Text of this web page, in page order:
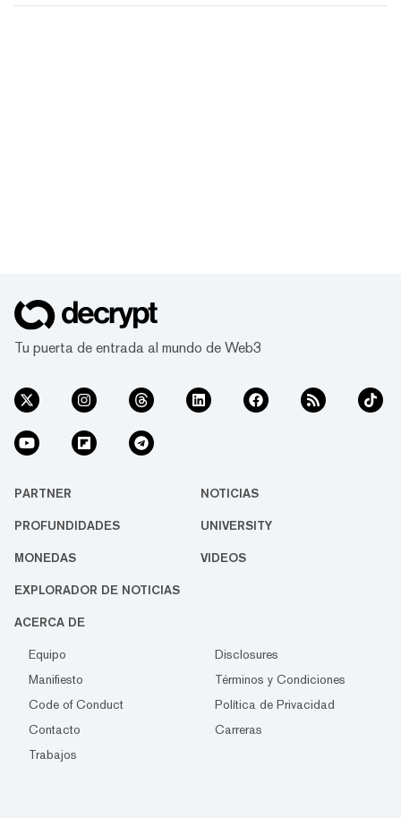
Tu puerta de entrada al mundo de Web3
PARTNER NOTICIAS
PROFUNDIDADES UNIVERSITY
MONEDAS VIDEOS
EXPLORADOR DE NOTICIAS
ACERCA DE
Equipo
Disclosures
Manifiesto
Términos y Condiciones
Code of Conduct
Política de Privacidad
Contacto
Carreras
Trabajos